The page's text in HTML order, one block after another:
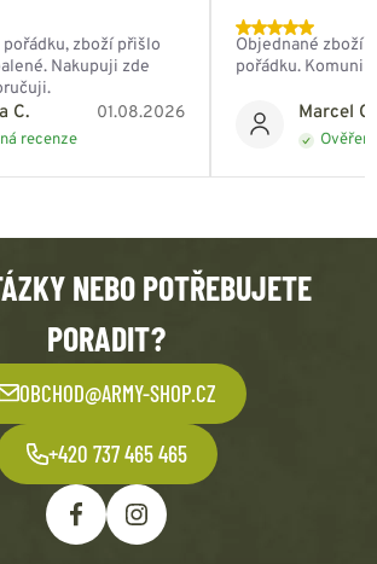
C. 01.08.2026
recenze
zboží přišlo
Nakupuji zde
Marcel
Objednané zboží
pořádku.
NEBO POTŘEBUJETE
PORADIT?
OBCHOD@ARMY-SHOP.CZ
+420 737 465 465